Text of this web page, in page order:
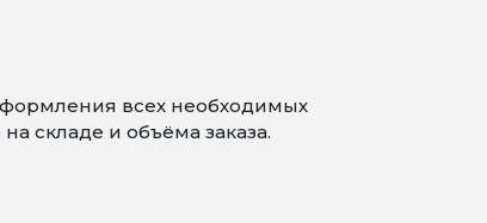
всех необходимых
складе и объёма заказа.